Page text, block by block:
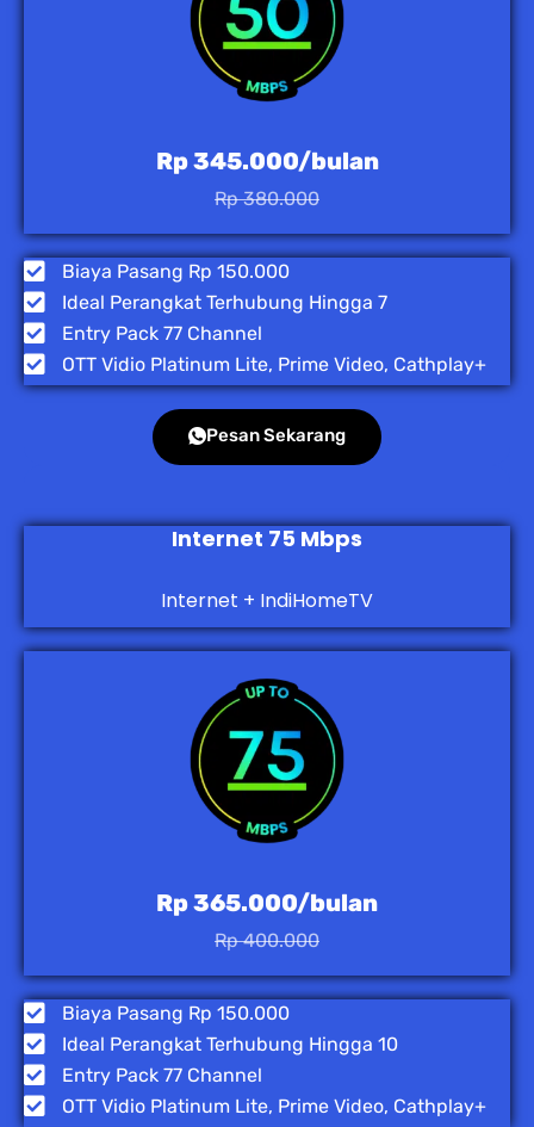
Rp 345.000/bulan
Rp 380.000
Biaya Pasang Rp 150.000
Ideal Perangkat Terhubung Hingga 7
Entry Pack 77 Channel
OTT Vidio Platinum Lite, Prime Video, Cathplay+
Pesan Sekarang
Internet 75 Mbps
Internet + IndiHomeTV
Rp 365.000/bulan
Rp 400.000
Biaya Pasang Rp 150.000
Ideal Perangkat Terhubung Hingga 10
Entry Pack 77 Channel
OTT Vidio Platinum Lite, Prime Video, Cathplay+